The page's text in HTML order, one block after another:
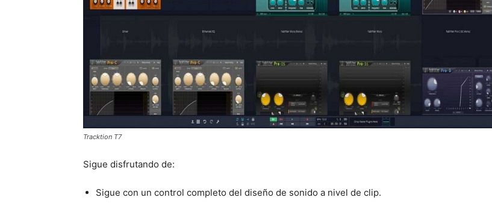
Tracktion T7
Sigue disfrutando de:
Sigue con un control completo del diseño de sonido a nivel de clip.